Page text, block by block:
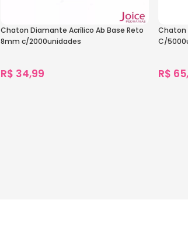
Chaton Diamante Acrílico Ab Base Reto
8mm c/2000unidades
R$ 34,99
Chaton
C/
R$